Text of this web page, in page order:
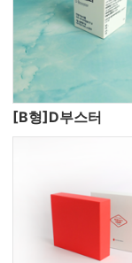
[B형]D부스터